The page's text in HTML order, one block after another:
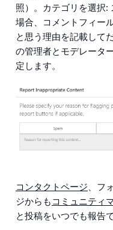
照）。カテゴリを選択:
場合、コメントフィー
と思う理由を記載して
の管理者とモデレータ
定します。
コンタクトページ 、
ジからも コミュニティ
と投稿をいつでも報告